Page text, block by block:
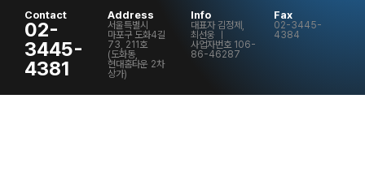
Contact
02-
3445-
4381
Address
서울특별시
마포구 도화4길
73, 211호
(도화동,
현대홈타운 2차
상가)
Info
대표자 김정제,
최선웅 ㅣ
사업자번호 106-
86-46287
Fax
02-3445-
4384